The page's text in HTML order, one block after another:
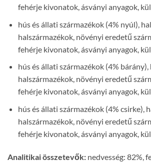
fehérje kivonatok, ásványi anyagok,
hús és állati származékok (4% nyúl),
halszármazékok, növényi eredetű
fehérje kivonatok, ásványi anyagok,
hús és állati származékok (4% bárány),
halszármazékok, növényi eredetű
fehérje kivonatok, ásványi anyagok,
hús és állati származékok (4% csirke),
halszármazékok, növényi eredetű
fehérje kivonatok, ásványi anyagok,
Analitikai összetevők: nedvesség: 82%,